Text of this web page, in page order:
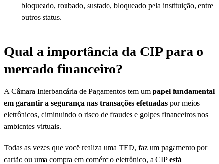
bloqueado, roubado, sustado, bloqueado pela instituição, entre
outros status.
Qual a importância da CIP para o
mercado financeiro?
A Câmara Interbancária de Pagamentos tem um papel fundamental
em garantir a segurança nas transações efetuadas por meios
eletrônicos, diminuindo o risco de fraudes e golpes financeiros nos
ambientes virtuais.
Todas as vezes que você realiza uma TED, faz um pagamento por
cartão ou uma compra em comércio eletrônico, a CIPestá